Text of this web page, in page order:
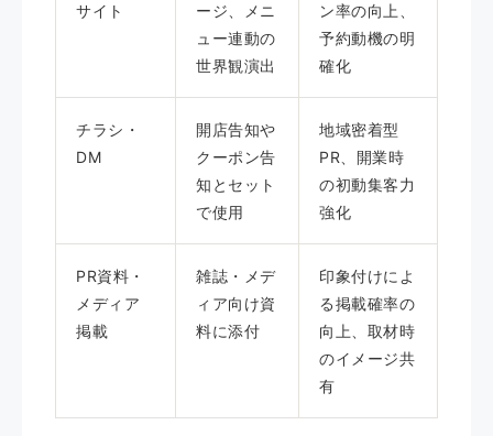
サイト
ージ、メニ
ュー連動の
世界観演出
ン率の向上、
予約動機の明
確化
チラシ・
DM
開店告知や
クーポン告
知とセット
で使用
地域密着型
PR、開業時
の初動集客力
強化
PR資料・
メディア
掲載
雑誌・メデ
ィア向け資
料に添付
印象付けによ
る掲載確率の
向上、取材時
のイメージ共
有